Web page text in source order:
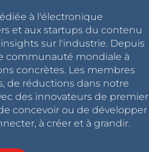
à l'électronique
et aux startups du contenu
sur l'industrie. Depuis
communauté mondiale à
concrètes. Les membres
de réductions dans notre
des innovateurs de premier
concevoir ou de développer
à créer et à grandir.